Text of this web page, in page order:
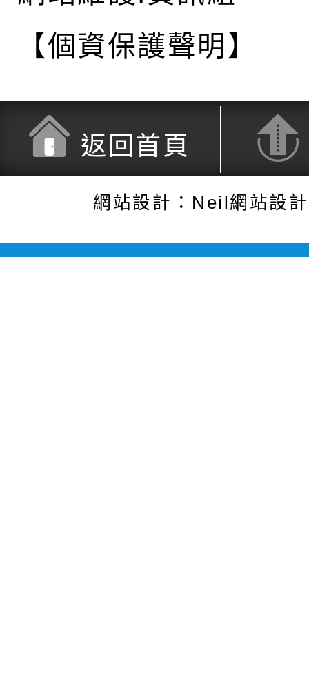
【個資保護聲明】
返回首頁
網站設計：Neil網站設